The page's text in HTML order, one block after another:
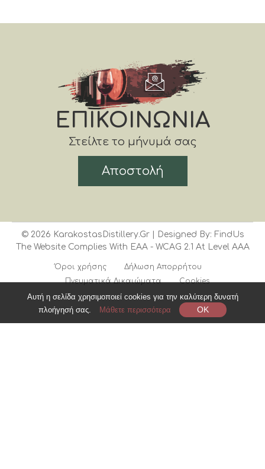
ΕΠΙΚΟΙΝΩΝΙΑ
Στείλτε το μήνυμά σας
Αποστολή
© 2026 KarakostasDistillery.gr | Designed By: FindUs
The Website Complies With EAA- WCAG 2.1 At Level AAA
Όροι χρήσης
Δήλωση Απορρήτου
Πνευματικά Δικαιώματα
Cookies
Αυτή η σελίδα χρησιμοποιεί cookies για την καλύτερη δυνατή
πλοήγησή σας.
Μάθετε περισσότερα OK